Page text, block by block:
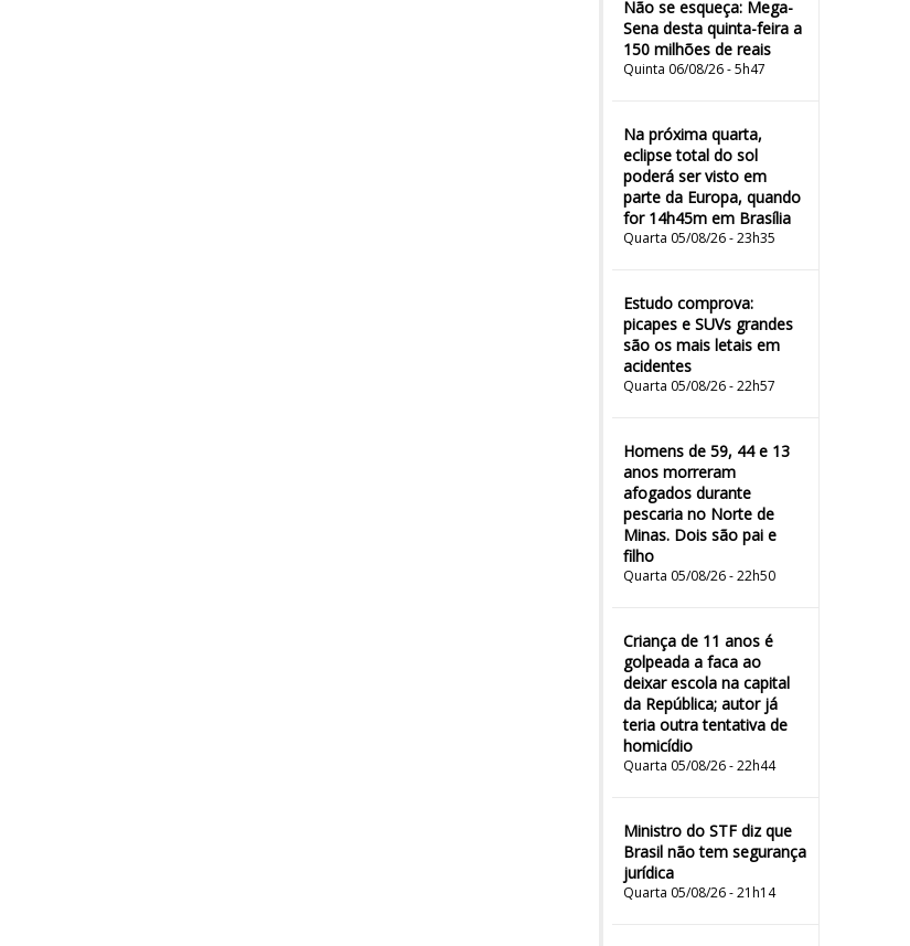
Não se esqueça: Mega-
Sena desta quinta-feira a
150 milhões de reais
Quinta 06/08/26 - 5h47
Na próxima quarta,
eclipse total do sol
poderá ser visto em
parte da Europa, quando
for 14h45m em Brasília
Quarta 05/08/26 - 23h35
Estudo comprova:
picapes e SUVs grandes
são os mais letais em
acidentes
Quarta 05/08/26 - 22h57
Homens de 59, 44 e 13
anos morreram
afogados durante
pescaria no Norte de
Minas. Dois são pai e
filho
Quarta 05/08/26 - 22h50
Criança de 11 anos é
golpeada a faca ao
deixar escola na capital
da República; autor já
teria outra tentativa de
homicídio
Quarta 05/08/26 - 22h44
Ministro do STF diz que
Brasil não tem segurança
jurídica
Quarta 05/08/26 - 21h14